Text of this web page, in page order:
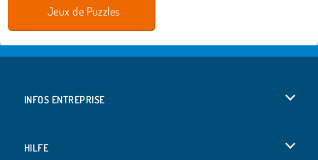
Jeux de Puzzles
INFOS ENTREPRISE
HILFE